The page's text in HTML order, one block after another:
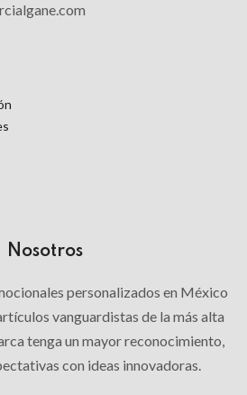
Nosotros
personalizados en México
vanguardistas de la más alta
tenga un mayor reconocimiento,
con ideas innovadoras.